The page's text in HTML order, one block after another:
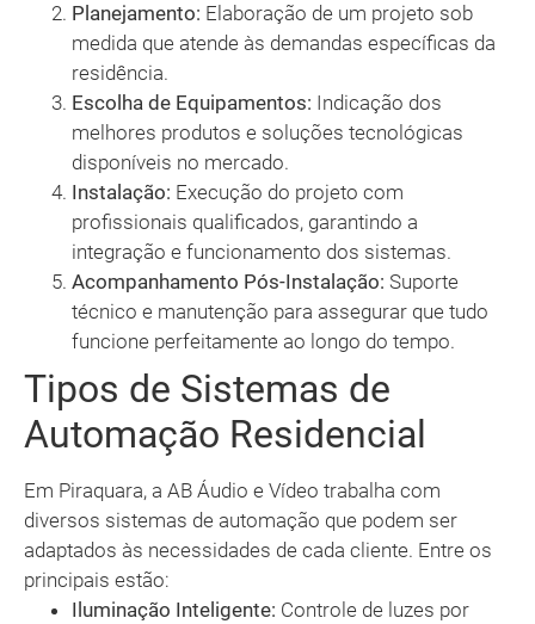
Planejamento: Elaboração de um projeto sob
medida que atende às demandas específicas da
residência.
Escolha de Equipamentos: Indicação dos
melhores produtos e soluções tecnológicas
disponíveis no mercado.
Instalação: Execução do projeto com
profissionais qualificados, garantindo a
integração e funcionamento dos sistemas.
Acompanhamento Pós-Instalação: Suporte
técnico e manutenção para assegurar que tudo
funcione perfeitamente ao longo do tempo.
Tipos de Sistemas de
Automação Residencial
Em Piraquara, a AB Áudio e Vídeo trabalha com
diversos sistemas de automação que podem ser
adaptados às necessidades de cada cliente. Entre os
principais estão:
Iluminação Inteligente: Controle de luzes por